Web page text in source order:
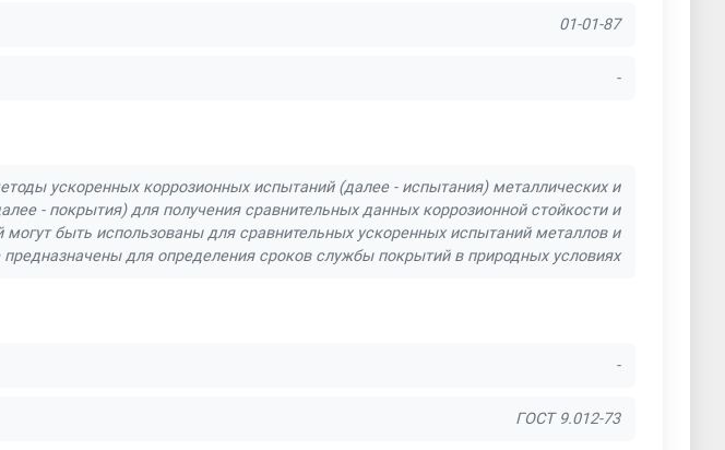
01-01-87
-
ускоренных коррозионных испытаний (далее - испытания) металлических и
- покрытия) для получения сравнительных данных коррозионной стойкости и
быть использованы для сравнительных ускоренных испытаний металлов и
для определения сроков службы покрытий в природных условиях
-
ГОСТ 9.012-73